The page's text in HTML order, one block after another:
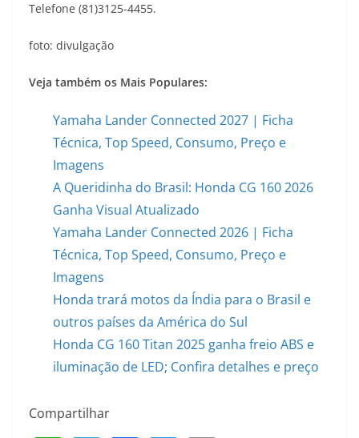
Telefone (81)3125-4455.
foto: divulgação
Veja também os Mais Populares:
Yamaha Lander Connected 2027 | Ficha
Técnica, Top Speed, Consumo, Preço e
Imagens
A Queridinha do Brasil: Honda CG 160 2026
Ganha Visual Atualizado
Yamaha Lander Connected 2026 | Ficha
Técnica, Top Speed, Consumo, Preço e
Imagens
Honda trará motos da Índia para o Brasil e
outros países da América do Sul
Honda CG 160 Titan 2025 ganha freio ABS e
iluminação de LED; Confira detalhes e preço
Compartilhar